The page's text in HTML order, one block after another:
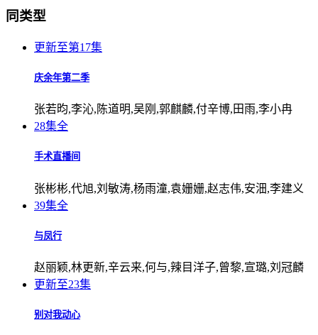
同类型
更新至第17集
庆余年第二季
张若昀,李沁,陈道明,吴刚,郭麒麟,付辛博,田雨,李小冉
28集全
手术直播间
张彬彬,代旭,刘敏涛,杨雨潼,袁姗姗,赵志伟,安沺,李建义
39集全
与凤行
赵丽颖,林更新,辛云来,何与,辣目洋子,曾黎,宣璐,刘冠麟
更新至23集
别对我动心